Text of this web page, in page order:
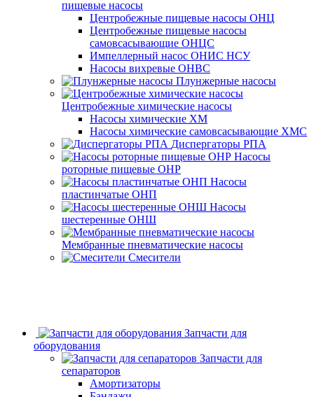
пищевые насосы
Центробежные пищевые насосы ОНЦ
Центробежные пищевые насосы
самовсасывающие ОНЦС
Импеллерный насос ОНИС НСУ
Насосы вихревые ОНВС
Плунжерные насосы
Центробежные химические насосы
Насосы химические ХМ
Насосы химические самовсасывающие ХМС
Диспергаторы РПА
Насосы
роторные пищевые ОНР
Насосы
пластинчатые ОНП
Насосы
шестеренные ОНШ
Мембранные пневматические насосы
Смесители
Запчасти для
оборудования
Запчасти для
сепараторов
Амортизаторы